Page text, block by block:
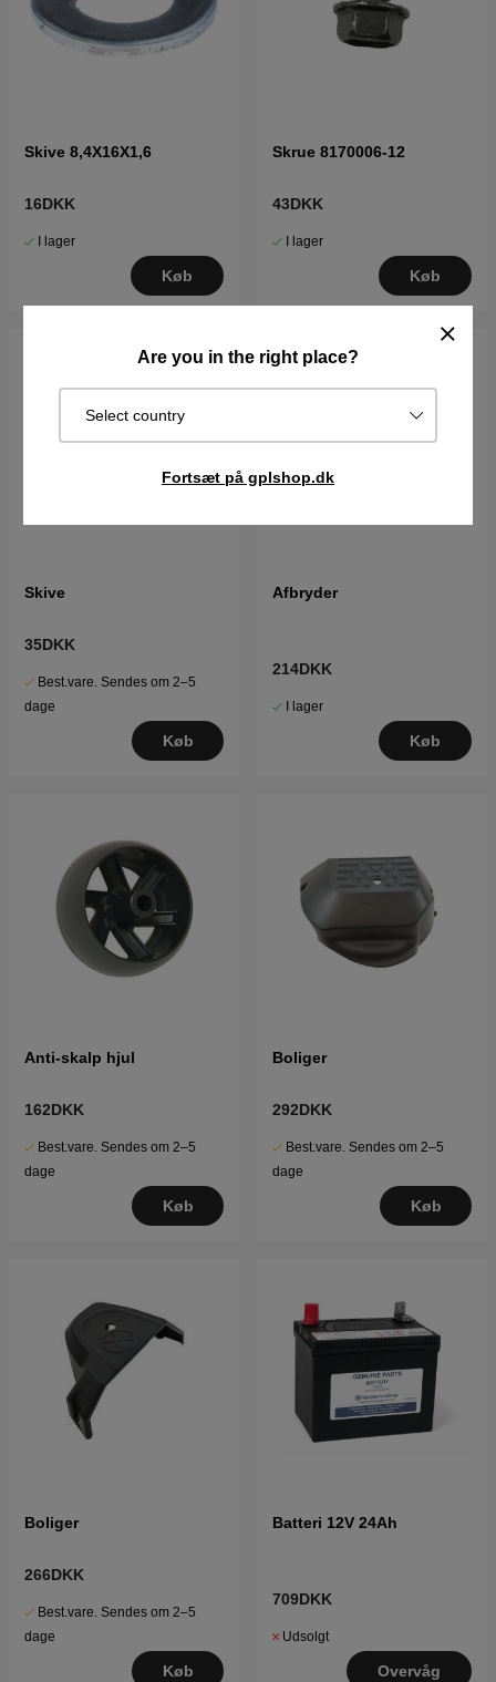
Are you in the right place?
Select country
Fortsæt på gplshop.dk
Skive 8,4X16X1,6
16DKK
I lager
Køb
Skrue 8170006-12
43DKK
I lager
Køb
Skive
35DKK
Best.vare. Sendes om 2–5
dage
Køb
Afbryder
214DKK
I lager
Køb
Anti-skalp hjul
162DKK
Best.vare. Sendes om 2–5
dage
Køb
Boliger
292DKK
Best.vare. Sendes om 2–5
dage
Køb
Boliger
266DKK
Best.vare. Sendes om 2–5
dage
Køb
Batteri 12V 24Ah
709DKK
Udsolgt
Overvåg